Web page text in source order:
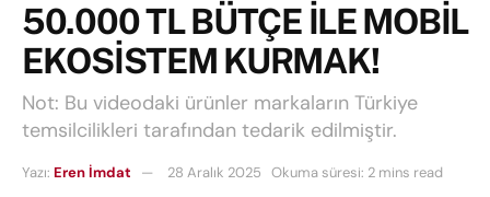
50.000 TL BÜTÇE İLE MOBİL
EKOSİSTEM KURMAK!
Not: Bu videodaki ürünler markaların Türkiye
temsilcilikleri tarafından tedarik edilmiştir.
Yazı: Eren İmdat 28 Aralık 2025 Okuma süresi: 2 mins read